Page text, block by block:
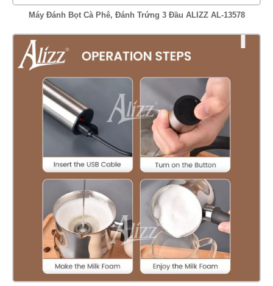
Máy Đánh Bọt Cà Phê, Đánh Trứng 3 Đầu ALIZZ AL-13578